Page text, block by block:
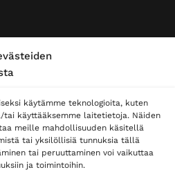
käytämme teknologioita, kuten
käyttääksemme laitetietoja. Näiden
meille mahdollisuuden käsitellä
tai yksilöllisiä tunnuksia tällä
tai peruuttaminen voi vaikuttaa
ja toimintoihin.